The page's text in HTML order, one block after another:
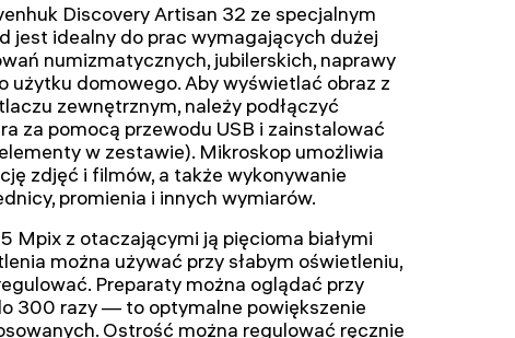
Discovery Artisan 32 ze specjalnym
jest idealny do prac wymagających dużej
numizmatycznych, jubilerskich, naprawy
użytku domowego. Aby wyświetlać obraz z
zewnętrznym, należy podłączyć
za pomocą przewodu USB i zainstalować
w zestawie). Mikroskop umożliwia
zdjęć i filmów, a także wykonywanie
promienia i innych wymiarów.
Mpix z otaczającymi ją pięcioma białymi
można używać przy słabym oświetleniu,
Preparaty można oglądać przy
300 razy — to optymalne powiększenie
Ostrość można regulować ręcznie